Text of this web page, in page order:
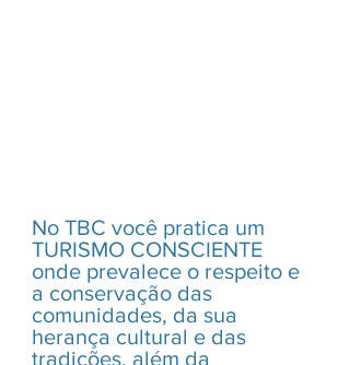
No TBC você pratica um
TURISMO CONSCIENTE
onde prevalece o respeito e
a conservação das
comunidades, da sua
herança cultural e das
tradições, além da